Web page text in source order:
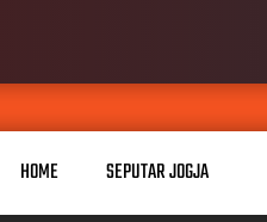
HOME SEPUTAR JOGJA